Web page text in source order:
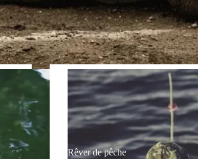
Rêver de pêche